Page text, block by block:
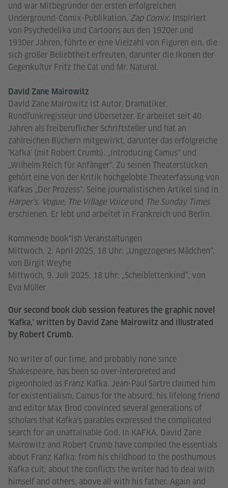
und war Mitbegründer der ersten erfolgreichen
Underground-Comix-Publikation, Zap Comix. Inspiriert
von Psychedelika und Cartoons aus den 1920er und
1930er Jahren, führte er eine Vielzahl von Figuren ein, die
sich großer Beliebtheit erfreuten, darunter die Ikonen der
Gegenkultur Fritz the Cat und Mr. Natural.
David Zane Mairowitz
David Zane Mairowitz ist Autor, Dramatiker,
Rundfunkregisseur und Übersetzer. Er arbeitet seit 40
Jahren als freiberuflicher Schriftsteller und hat an
zahlreichen Büchern mitgewirkt, darunter das erfolgreiche
'Kafka' (mit Robert Crumb), „Introducing Camus“ und
„Wilhelm Reich für Anfänger“. Zu seinen Theaterstücken
gehört eine von der Kritik hochgelobte Theaterfassung von
Kafkas „Der Prozess“. Seine journalistischen Artikel sind in
Harper's, Vogue, The Village Voiceund The Sunday Times
erschienen. Er lebt und arbeitet in Frankreich und Berlin.
Kommende book*ish Veranstaltungen
Mittwoch, 2. April 2025, 18 Uhr: „Ungezogenes Mädchen“,
von Birgit Weyhe
Mittwoch, 9. Juli 2025, 18 Uhr: „Scheiblettenkind“, von
Eva Müller
Our second book club session features the graphic novel
'Kafka,' written by David Zane Mairowitz and illustrated
by Robert Crumb.
No writer of our time, and probably none since
Shakespeare, has been so over-interpreted and
pigeonholed as Franz Kafka. Jean-Paul Sartre claimed him
for existentialism, Camus for the absurd, his lifelong friend
and editor Max Brod convinced several generations of
scholars that Kafka's parables expressed the complicated
search for an unattainable God. In KAFKA, David Zane
Mairowitz and Robert Crumb have compiled the essentials
about Franz Kafka: from his childhood to the posthumous
Kafka cult; about the conflicts the writer had to deal with
himself and others, above all with his father. Again and